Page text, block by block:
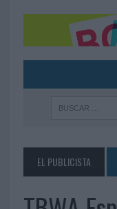
EL PUBLICISTA